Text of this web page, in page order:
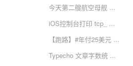
今天第二艘航空母舰 ...
iOS控制台打印 tcp_ ...
【跑路】#年付25美元 ...
Typecho 文章字数统 ...